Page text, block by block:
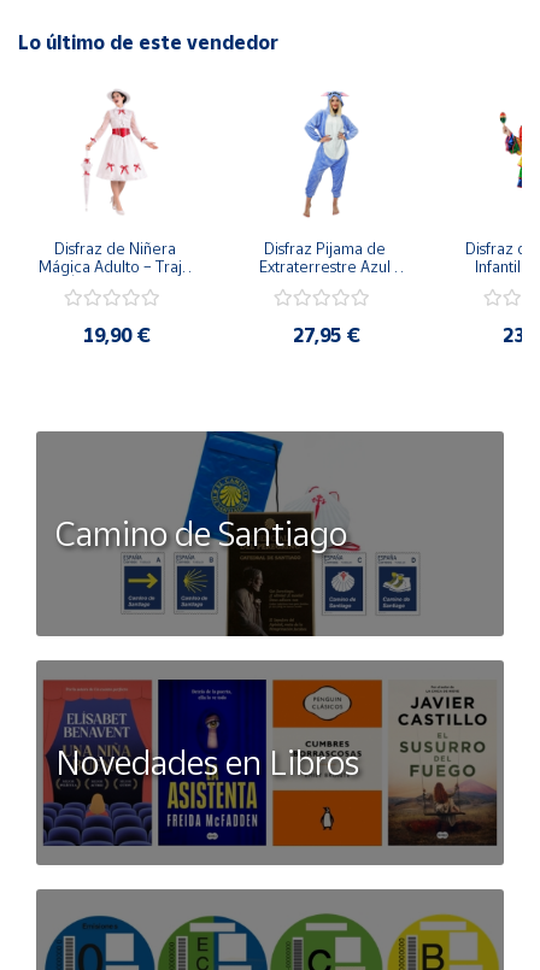
Lo último de este vendedor
Disfraz de Niñera
Mágica Adulto – Traje
de Mary Poppins con
(3 Piezas)
19,90 €
Disfraz Pijama de
Extraterrestre Azul
Kigurumi de
27,95 €
Disfraz de
Infantil –
Camino de Santiago
Novedades en Libros